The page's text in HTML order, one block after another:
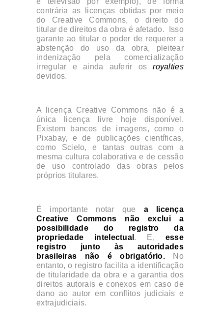
contrária as licenças obtidas por meio
do Creative Commons, o direito do
titular de direitos da obra é afetado. Isso
garante ao titular o poder de requerer a
abstenção do uso da obra, pleitear
indenização pela comercialização
irregular e ainda auferir osroyalties
devidos.
A licença Creative Commons não é a
única licença livre hoje disponível.
Existem bancos de imagens, como o
Pixabay, e de publicações científicas,
como Scielo, e tantas outras com a
mesma cultura colaborativa e de cessão
de uso controlado das obras pelos
próprios titulares.
É importante notar que a licença
Creative Commons não exclui a
possibilidade do registro da
propriedade intelectual . E, esse
registro junto às autoridades
brasileiras não é obrigatório. No
entanto, o registro facilita a identificação
de titularidade da obra e a garantia dos
direitos autorais e conexos em caso de
dano ao autor em conflitos judiciais e
extrajudiciais.